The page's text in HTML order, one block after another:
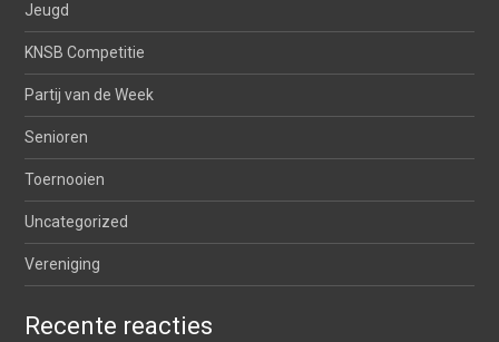
Jeugd
KNSB Competitie
Partij van de Week
Senioren
Toernooien
Uncategorized
Vereniging
Recente reacties